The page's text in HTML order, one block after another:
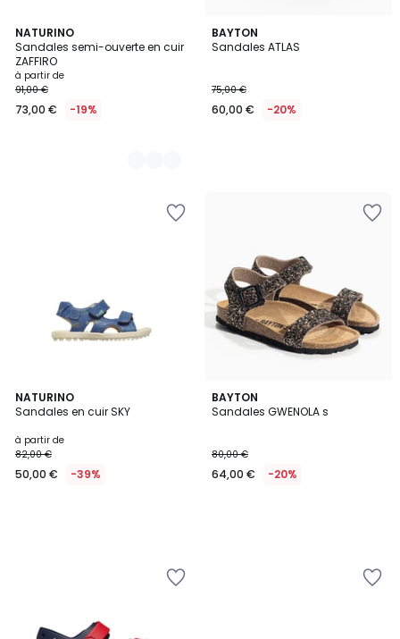
NATURINO
Sandales semi-ouverte en cuir
ZAFFIRO
à partir de
91,00 €
73,00 € -19%
4
Couleurs
BAYTON
Sandales ATLAS
75,00 €
60,00 € -20%
NATURINO
Sandales en cuir SKY
à partir de
82,00 €
50,00 € -39%
BAYTON
Sandales GWENOLA s
80,00 €
64,00 € -20%